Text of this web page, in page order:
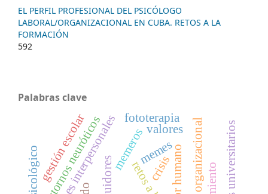
EL PERFIL PROFESIONAL DEL PSICÓLOGO
LABORAL/ORGANIZACIONAL EN CUBA. RETOS A LA
FORMACIÓN
592
Palabras clave
memes
memeros
seguidores
trastornos neuróticos valores
gestión escolar fototerapia
crisis